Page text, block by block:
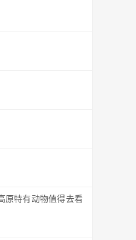
原特有动物值得去看